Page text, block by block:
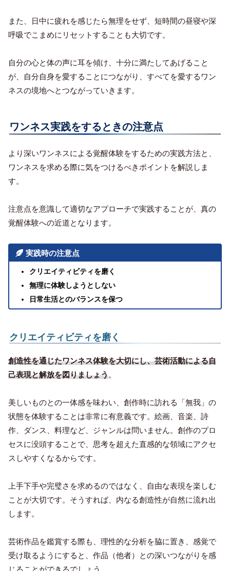
また、日中に疲れを感じたら無理をせず、短時間の昼寝や深
呼吸でこまめにリセットすることも大切です。
自分の心と体の声に耳を傾け、十分に満たしてあげること
が、自分自身を愛することにつながり、すべてを愛するワン
ネスの境地へとつながっていきます。
ワンネス実践をするときの注意点
より深いワンネスによる覚醒体験をするための実践方法と、
ワンネスを求める際に気をつけるべきポイントを解説しま
す。
注意点を意識して適切なアプローチで実践することが、真の
覚醒体験への近道となります。
実践時の注意点
クリエイティビティを磨く
無理に体験しようとしない
日常生活とのバランスを保つ
クリエイティビティを磨く
創造性を通じたワンネス体験を大切にし、芸術活動による自
己表現と解放を図りましょう。
美しいものとの一体感を味わい、創作時に訪れる「無我」の
状態を体験することは非常に有意義です。絵画、音楽、詩
作、ダンス、料理など、ジャンルは問いません。創作のプロ
セスに没頭することで、思考を超えた直感的な領域にアクセ
スしやすくなるからです。
上手下手や完璧さを求めるのではなく、自由な表現を楽しむ
ことが大切です。そうすれば、内なる創造性が自然に流れ出
します。
芸術作品を鑑賞する際も、理性的な分析を脇に置き、感覚で
受け取るようにすると、作品（他者）との深いつながりを感
じることができるでしょう。